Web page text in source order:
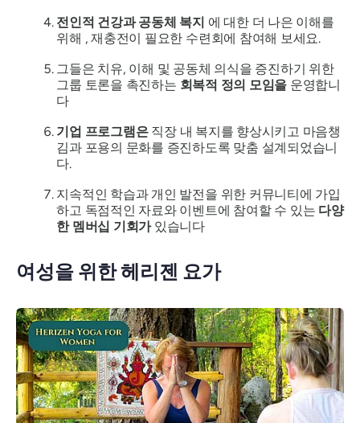
전인적 건강과 공동체 복지 에 대한 더 나은 이해를
위해 , 재충전이 필요한 수련회에 참여해 보세요.
그들은 치유, 이해 및 공동체 의식을 증진하기 위한
그룹 토론을 촉진하는 회복적 정의 모임을 운영합니
다
기업 프로그램은직장 내 복지를 향상시키고 마음챙
김과 포용의 문화를 증진하도록 맞춤 설계되었습니
다.
지속적인 학습과 개인 발전을 위한 커뮤니티에 가입
하고 독점적인 자료와 이벤트에 참여할 수 있는 다양
한 멤버십 기회가있습니다
여성을 위한 헤리젠 요가